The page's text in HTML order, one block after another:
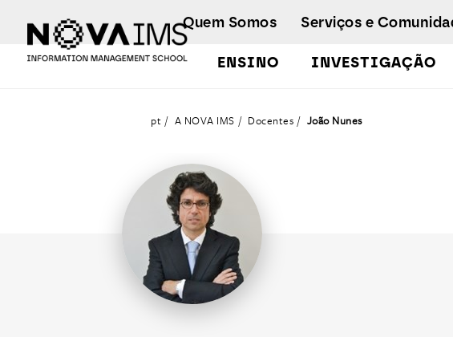
ENSINO INVESTIGAÇÃO
Quem Somos Serviços e
pt A NOVA IMS Docentes João Nunes